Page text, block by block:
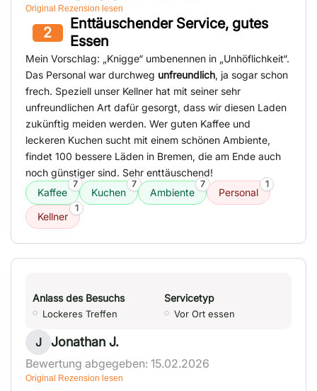
Original Rezension lesen
2
Enttäuschender Service, gutes
Essen
Mein Vorschlag: „Knigge“ umbenennen in „Unhöflichkeit“.
Das Personal war durchweg unfreundlich, ja sogar schon
frech. Speziell unser Kellner hat mit seiner sehr
unfreundlichen Art dafür gesorgt, dass wir diesen Laden
zukünftig meiden werden. Wer guten Kaffee und
leckeren Kuchen sucht mit einem schönen Ambiente,
findet 100 bessere Läden in Bremen, die am Ende auch
noch günstiger sind. Sehr enttäuschend!
Kaffee
7
Kuchen
7
Ambiente
7
Personal
1
Kellner
1
Anlass des Besuchs
Lockeres Treffen
Servicetyp
Vor Ort essen
J Jonathan J.
Bewertung abgegeben: 15.02.2026
Original Rezension lesen